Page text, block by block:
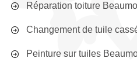
Réparation toiture
Changement de tuile
Peinture sur tuiles